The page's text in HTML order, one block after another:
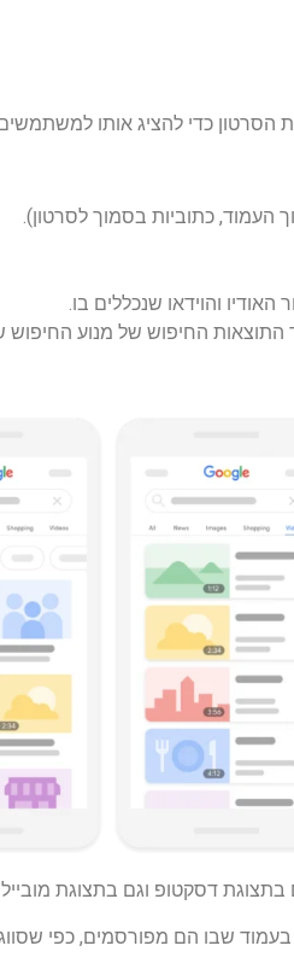
הסרטון כדי להציג אותו
כתוביות בסמוך לסרטון).
בתצוגת דסקטופ וגם בתצוגת
שבו הם מפורסמים, כפי שסווגו